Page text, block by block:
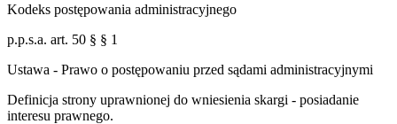
Kodeks postępowania administracyjnego
p.p.s.a. art. 50 § § 1
Ustawa - Prawo o postępowaniu przed sądami administracyjnymi
Definicja strony uprawnionej do wniesienia skargi - posiadanie
interesu prawnego.